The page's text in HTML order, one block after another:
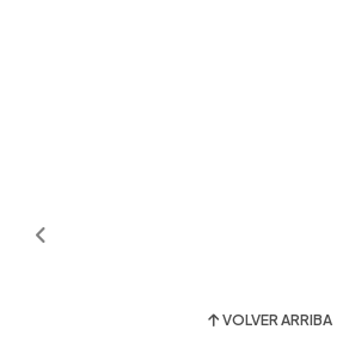
VOLVER ARRIBA